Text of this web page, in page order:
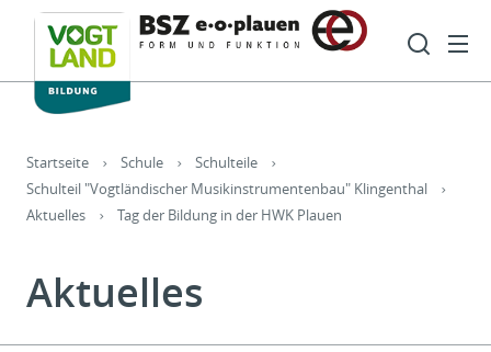
Hauptnavigation
Sie sind hier:
Startseite Schule
Schulteile
Schulteil "Vogtländischer Musikinstrumentenbau" Klingenthal
Aktuelles
Tag der Bildung in der HWK Plauen
Aktuelles